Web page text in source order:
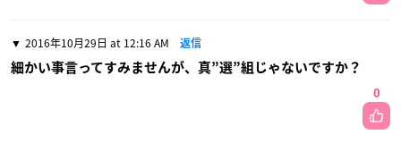
2016年10月29日 at 12:16 AM 返信
細かい事言ってすみませんが、真”選”組じゃないですか？
0